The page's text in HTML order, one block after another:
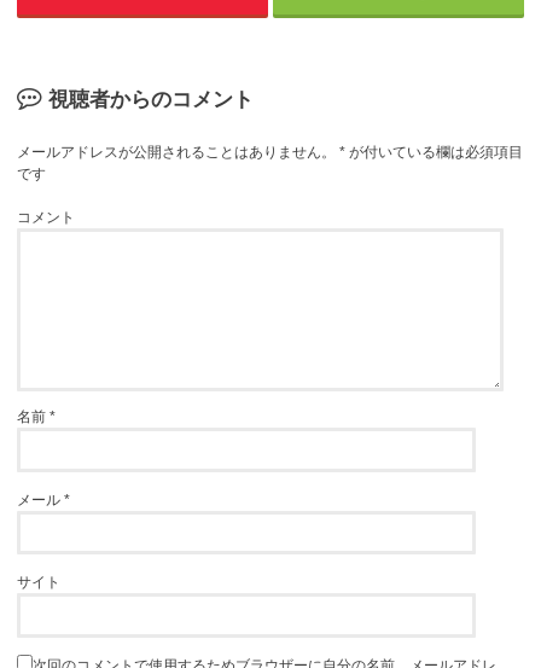
視聴者からのコメント
メールアドレスが公開されることはありません。 * が付いている欄は必須項目
です
コメント
名前*
メール*
サイト